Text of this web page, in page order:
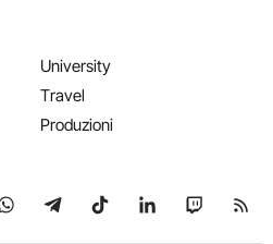
University
Travel
Produzioni
su YouTubesu WhatsApp
Seguici su Telegram
Seguici su TikTok
Seguici su
Seguici